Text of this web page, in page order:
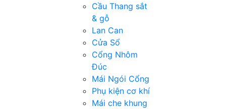
Cầu Thang sắt
& gỗ
Lan Can
Cửa Sổ
Cổng Nhôm
Đúc
Mái Ngói Cổng
Phụ kiện cơ khí
Mái che khung